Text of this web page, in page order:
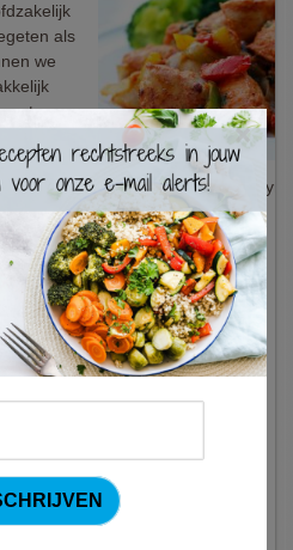
als
we
gyros
leert je een fijne
×